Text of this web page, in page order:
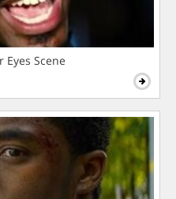
Scene